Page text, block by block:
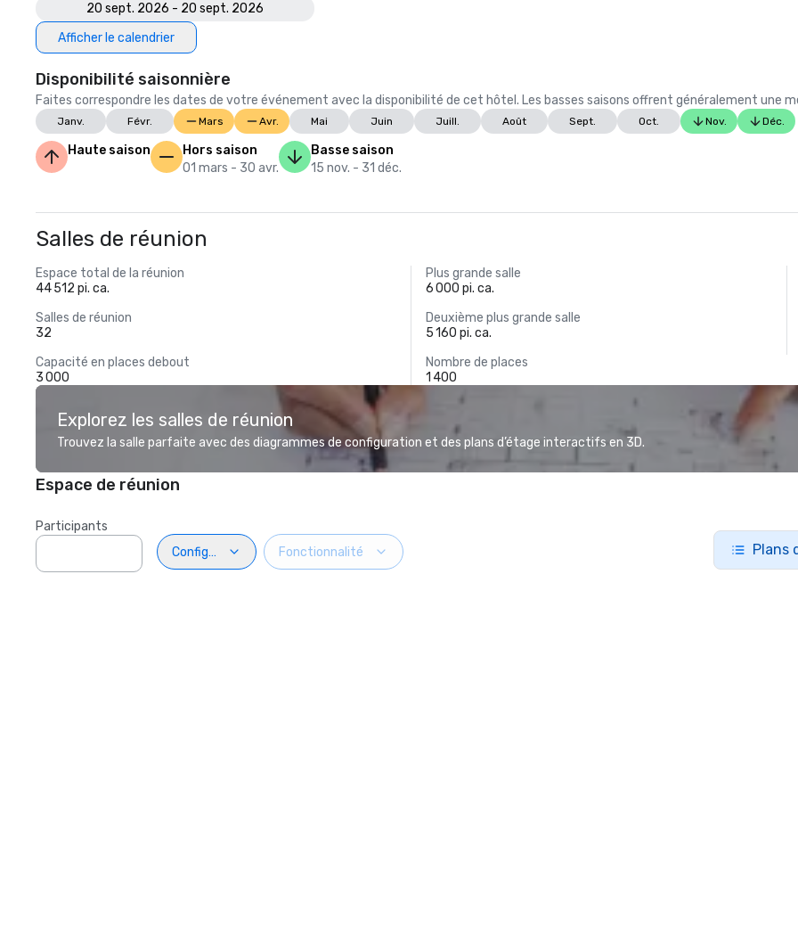
20 sept. 2026 - 20 sept. 2026
Afficher le calendrier
Disponibilité saisonnière
Faites correspondre les dates de votre événement avec la disponibilité de cet hôtel. Les basses saisons offrent généralement une
Janv. Févr. Mars Avr. Mai Juin Juill. Août Sept. Oct. Nov. Déc.
Haute saison
Hors saison
01 mars - 30 avr.
Basse saison
15 nov. - 31 déc.
Salles de réunion
Espace total de la réunion
44 512 pi. ca.
Plus grande salle
6 000 pi. ca.
Salles de réunion
32
Deuxième plus grande salle
5 160 pi. ca.
Capacité en places debout
3 000
Nombre de places
1 400
Explorez les salles de réunion
Trouvez la salle parfaite avec des diagrammes de configuration et des plans d’étage interactifs en 3D.
Espace de réunion
Participants
Configuration
Fonctionnalité Plans